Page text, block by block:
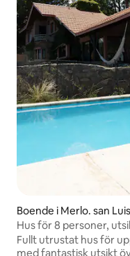
Boende i Merlo. san Luis
Hus för 8 personer,
och en unik solnedgång
Fullt utrustat hus för
med fantastisk utsikt